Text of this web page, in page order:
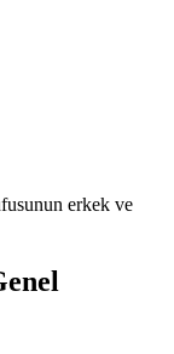
erkek ve